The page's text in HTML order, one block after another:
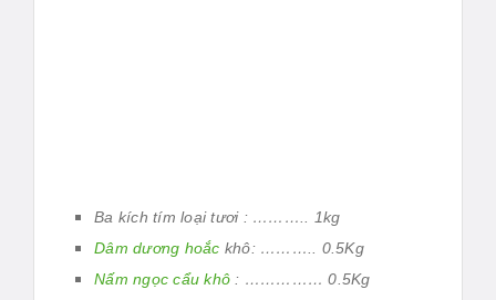
Ba kích tím loại tươi : ……….. 1kg
Dâm dương hoắc khô: ……….. 0.5Kg
Nấm ngọc cẩu khô: …………… 0.5Kg